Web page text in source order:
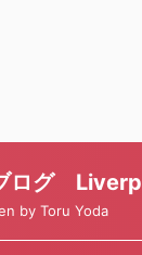
ログ
by Toru Yoda